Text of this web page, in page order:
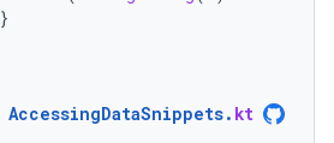
}
AccessingDataSnippets. kt